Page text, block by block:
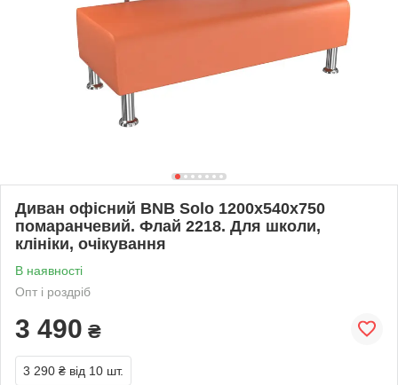
Диван офісний BNB Solo 1200x540x750
помаранчевий. Флай 2218. Для школи,
клініки, очікування
В наявності
Опт і роздріб
3 490 ₴
3 290 ₴ від 10 шт.